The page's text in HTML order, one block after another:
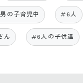
の子育児中 #6人
ん #6人の子供達